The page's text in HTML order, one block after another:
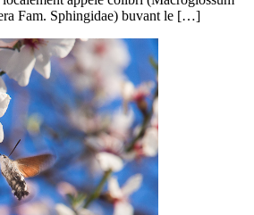
Fam. Sphingidae) buvant le […]